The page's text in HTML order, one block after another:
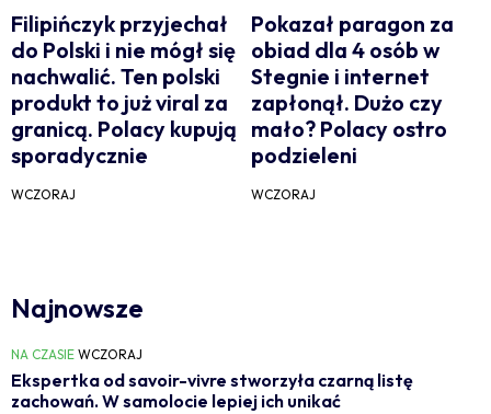
Filipińczyk przyjechał
do Polski i nie mógł się
nachwalić. Ten polski
produkt to już viral za
granicą. Polacy kupują
sporadycznie
WCZORAJ
Pokazał paragon za
obiad dla 4 osób w
Stegnie i internet
zapłonął. Dużo czy
mało? Polacy ostro
podzieleni
WCZORAJ
Najnowsze
NA CZASIE WCZORAJ
Ekspertka od savoir-vivre stworzyła czarną listę
zachowań. W samolocie lepiej ich unikać